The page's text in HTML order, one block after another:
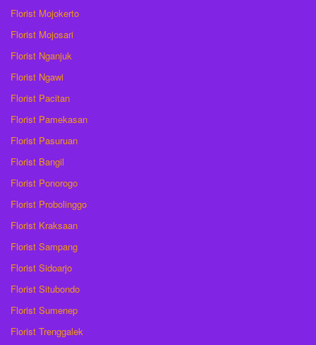
Florist Mojokerto
Florist Mojosari
Florist Nganjuk
Florist Ngawi
Florist Pacitan
Florist Pamekasan
Florist Pasuruan
Florist Bangil
Florist Ponorogo
Florist Probolinggo
Florist Kraksaan
Florist Sampang
Florist Sidoarjo
Florist Situbondo
Florist Sumenep
Florist Trenggalek